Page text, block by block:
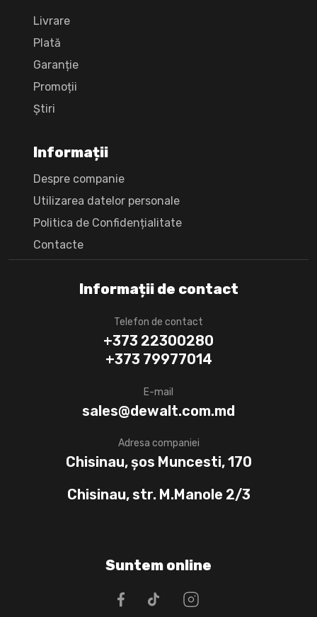
Informații de contact
Telefon de contact
+373 22300280
+373 79977014
E-mail
sales@dewalt.com.md
Adresa companiei
Chisinau, șos Muncesti, 170
Chisinau, str. M.Manole 2/3
Livrare
Plată
Garanție
Promoții
Știri
Informații
Despre companie
Utilizarea datelor personale
Politica de Confidențialitate
Сontacte
Suntem online